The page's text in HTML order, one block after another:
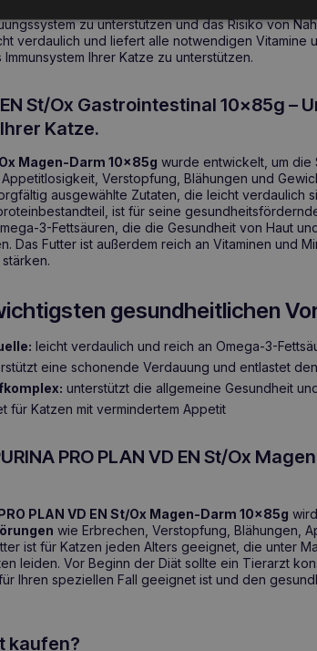
zu unterstützen und das Risiko von
verdaulich und liefert alle notwendigen Vitamine
Ihrer Katze zu unterstützen.
EN St/Ox Gastrointestinal 10x85g –
Katze.
Magen-Darm 10x85g wurde entwickelt, um die
Verstopfung, Blähungen und
ausgewählte Zutaten, die leicht verdaulich
ist für seine
3-Fettsäuren, die die Gesundheit von Haut
Das Futter ist außerdem reich an Vitaminen und
gesundheitlichen
leicht verdaulich und reich an Omega-3-
eine schonende Verdauung und entlastet
unterstützt die allgemeine Gesundheit
für Katzen mit vermindertem Appetit
PRO PLAN VD EN St/Ox
PLAN VD EN St/Ox Magen-Darm 10x85g
wie Erbrechen, Verstopfung, Blähungen,
ist für Katzen jeden Alters geeignet, die unter
leiden. Vor Beginn der Diät sollte ein Tierarzt
Ihren speziellen Fall geeignet ist und den
kaufen?